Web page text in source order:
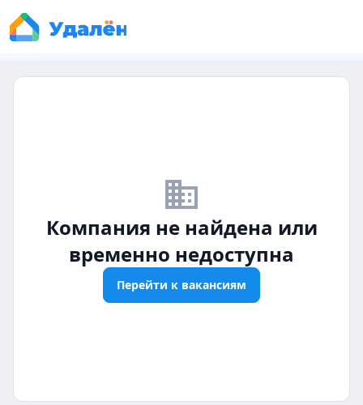
business_off
Компания не найдена или
временно недоступна
Перейти к вакансиям